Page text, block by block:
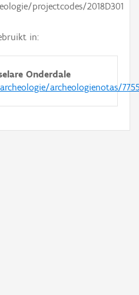
projectcodes/2018D301
in:
Onderdale
archeologienotas/